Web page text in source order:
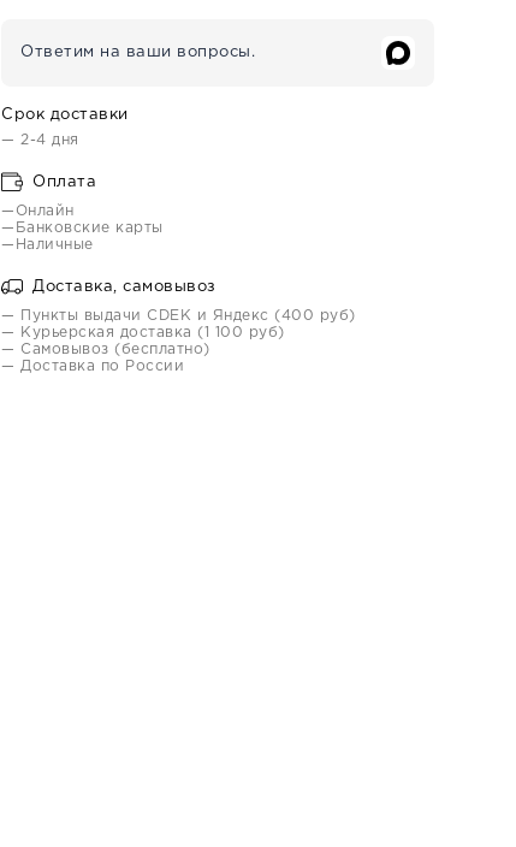
Ответим на ваши вопросы.
Срок доставки
— 2-4 дня
Оплата
—Онлайн
—Банковские карты
—Наличные
Доставка, самовывоз
— Пункты выдачи CDEK и Яндекс (400 руб)
— Курьерская доставка (1 100 руб)
— Самовывоз (бесплатно)
— Доставка по России